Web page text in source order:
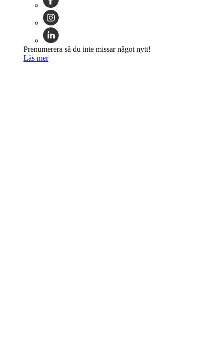
Prenumerera så du inte missar något nytt!
Läs mer